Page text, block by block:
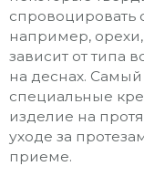
спровоцировать
например,
зависит от типа
на деснах.
специальные
изделие на
уходе за
приеме.